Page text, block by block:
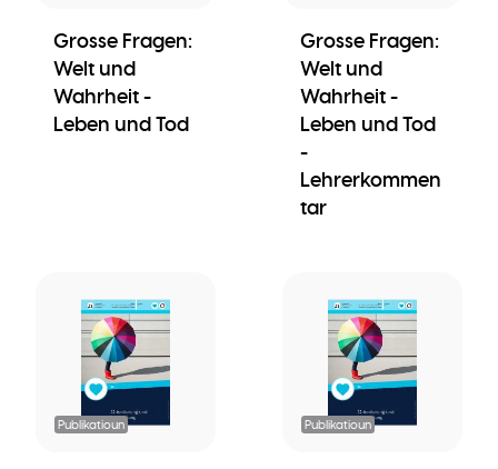
Grosse Fragen:
Welt und
Wahrheit -
Leben und Tod
Grosse Fragen:
Welt und
Wahrheit -
Leben und Tod
-
Lehrerkommen
tar
Publikatioun Publikatioun